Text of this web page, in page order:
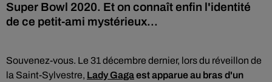
Super Bowl 2020. Et on connaît enfin l'identité
de ce petit-ami mystérieux...
Souvenez-vous. Le 31 décembre dernier, lors du réveillon de
la Saint-Sylvestre, Lady Gagaest apparueau bras d'un